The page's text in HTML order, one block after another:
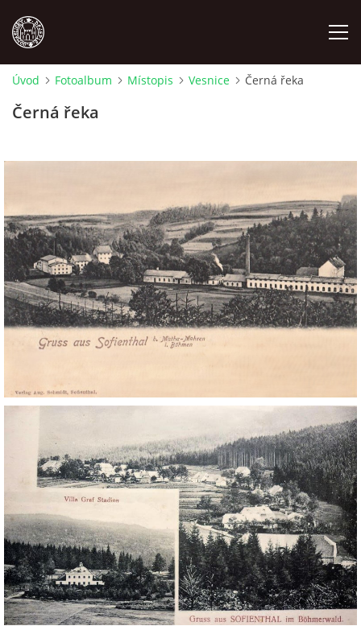
OSTATNÍ
ODKAZY
O NÁS
DŮL NA SLÍDU (NA KOLE)
Kontakt:
tel. 773 916 275
info@domdej.cz
--------------------------------------------------------------
Tento projekt je realizován za finanční podpory
města Domažlice.
Úvod Fotoalbum Místopis Vesnice Černá řeka
Černá řeka